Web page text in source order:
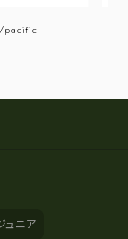
pacific
ュニア